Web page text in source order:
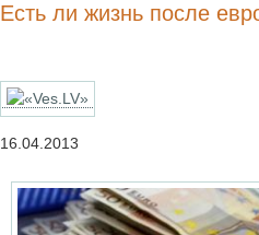
Есть ли жизнь после
16.04.2013